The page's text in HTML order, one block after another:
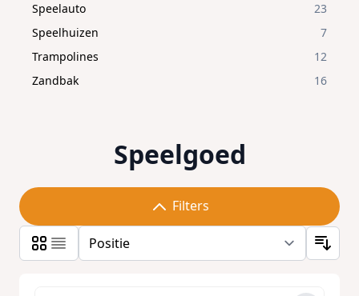
Speelauto
23
Speelhuizen
7
Trampolines
12
Zandbak
16
Speelgoed
Filters